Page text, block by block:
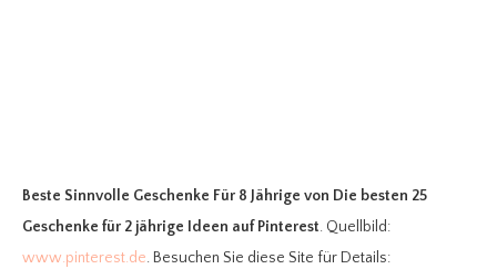
Beste Sinnvolle Geschenke Für 8 Jährige von Die besten 25
Geschenke für 2 jährige Ideen auf Pinterest. Quellbild:
www.pinterest.de. Besuchen Sie diese Site für Details: